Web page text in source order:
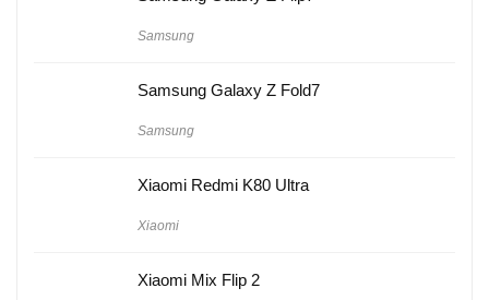
Samsung
Samsung Galaxy Z Fold7
Samsung
Xiaomi Redmi K80 Ultra
Xiaomi
Xiaomi Mix Flip 2